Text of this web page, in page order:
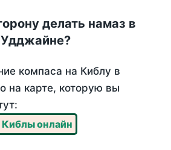
делать намаз в
Удджайне?
компаса на Киблу в
на карте, которую вы
Киблы онлайн